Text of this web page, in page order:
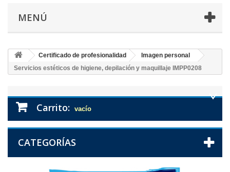
MENÚ
Certificado de profesionalidad
Imagen personal
Servicios estéticos de higiene, depilación y maquillaje IMPP0208
Carrito: vacío
CATEGORÍAS